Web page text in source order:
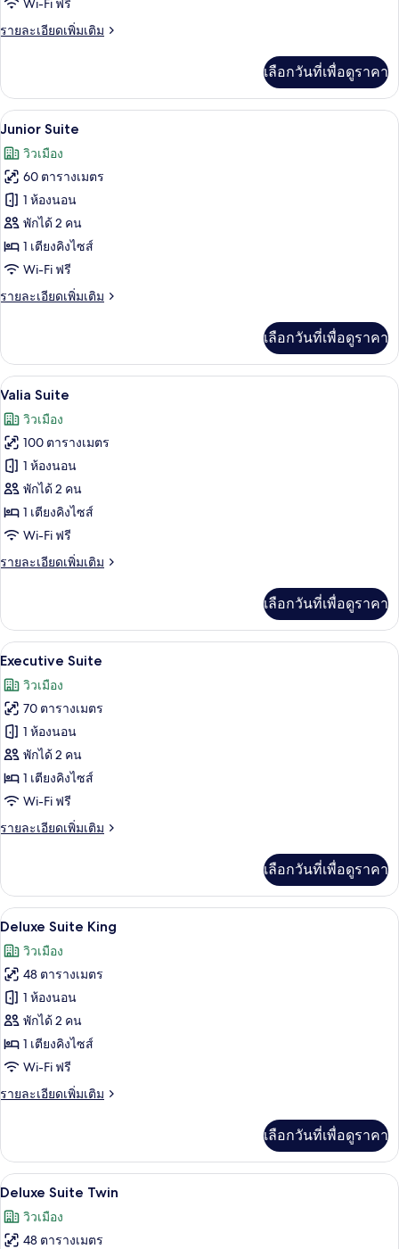
รายละเอียดเพิ่มเติม
ราย
เกี่ยว
กับ
Premier
Bed
เลือกวันที่เพื่อดูราคา
เปิด
ภาพถ่าย
ทั้งหมด
ของ
Junior
Suite
เครื่องนอนระดับพรีเมียม, มินิบาร์, ตู้นิ
7
Junior Suite
วิวเมือง
60 ตารางเมตร
1 ห้องนอน
พักได้ 2 คน
1 เตียงคิงไซส์
Wi-Fi ฟรี
รายละเอียดเพิ่มเติม
ราย
เกี่ยว
กับ
Junior
เลือกวันที่เพื่อดูราคา
เปิด
ภาพถ่าย
ทั้งหมด
ของ
Valia
Suite
10
Valia Suite
วิวเมือง
100 ตารางเมตร
1 ห้องนอน
พักได้ 2 คน
1 เตียงคิงไซส์
Wi-Fi ฟรี
รายละเอียดเพิ่มเติม
ราย
เกี่ยว
กับ
Valia
เลือกวันที่เพื่อดูราคา
เปิด
ภาพถ่าย
ทั้งหมด
ของ
Executive
Suite
เครื่องนอนระดับพรีเมียม, มินิบาร์, ตู้นิ
6
Executive Suite
วิวเมือง
70 ตารางเมตร
1 ห้องนอน
พักได้ 2 คน
1 เตียงคิงไซส์
Wi-Fi ฟรี
รายละเอียดเพิ่มเติม
ราย
เกี่ยว
กับ
Executive
เลือกวันที่เพื่อดูราคา
เปิด
ภาพถ่าย
ทั้งหมด
ของ
Deluxe
Suite
King
11
Deluxe Suite King
วิวเมือง
48 ตารางเมตร
1 ห้องนอน
พักได้ 2 คน
1 เตียงคิงไซส์
Wi-Fi ฟรี
รายละเอียดเพิ่มเติม
ราย
เกี่ยว
กับ
Deluxe
King
เลือกวันที่เพื่อดูราคา
เปิด
ภาพถ่าย
ทั้งหมด
เครื่องนอนระดับพรีเมียม, มินิบาร์, ตู้นิ
8
Deluxe Suite Twin
วิวเมือง
48 ตารางเมตร